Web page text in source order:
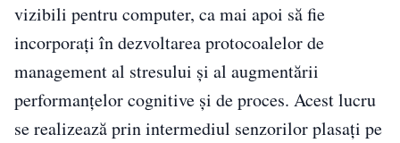
vizibili pentru computer, ca mai apoi să fie
incorporați în dezvoltarea protocoalelor de
management al stresului și al augmentării
performanțelor cognitive și de proces. Acest lucru
se realizează prin intermediul senzorilor plasați pe